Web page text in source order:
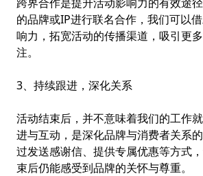
的品牌或IP进行联名合作，我们可以
响力，拓宽活动的传播渠道，吸引更
注。
3、持续跟进，深化关系
活动结束后，并不意味着我们的工作
进与互动，是深化品牌与消费者关系
过发送感谢信、提供专属优惠等方式
束后仍能感受到品牌的关怀与尊重。